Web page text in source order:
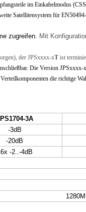
im Einkabelmodus
Satellitensystem für
zugreifen. Mit
der JPSxxxx-xT ist
Die Version JPSxxxx-x
die richtige
3A
-3dB
-20dB
-2..-4dB